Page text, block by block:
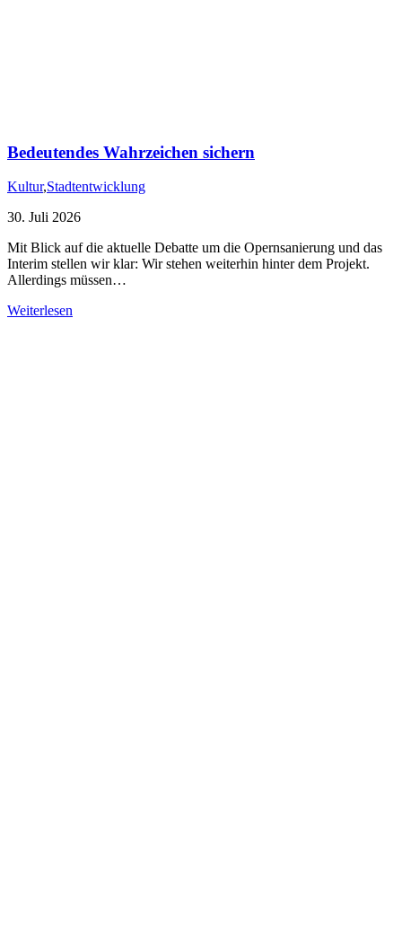
Bedeutendes Wahrzeichen sichern
Kultur,Stadtentwicklung
30. Juli 2026
Mit Blick auf die aktuelle Debatte um die Opernsanierung und das
Interim stellen wir klar: Wir stehen weiterhin hinter dem Projekt.
Allerdings müssen…
Weiterlesen